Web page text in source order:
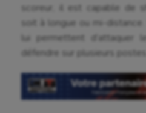
Escrime
Fitness
Football américain
scoreur, il est capable de
soit à longue ou mi-
lui permettent d’attaquer
défendre sur plusieurs postes.